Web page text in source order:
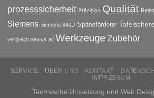
prozesssicherheit Präzision Qualität
Siemens Siemens 840D Späneförderer Tafelschere
vergleich neu vs alt Werkzeuge Zubehör
SERVICE ÜBER UNS KONTAKT
IMPRESSUM
Technische Umsetzung und Web